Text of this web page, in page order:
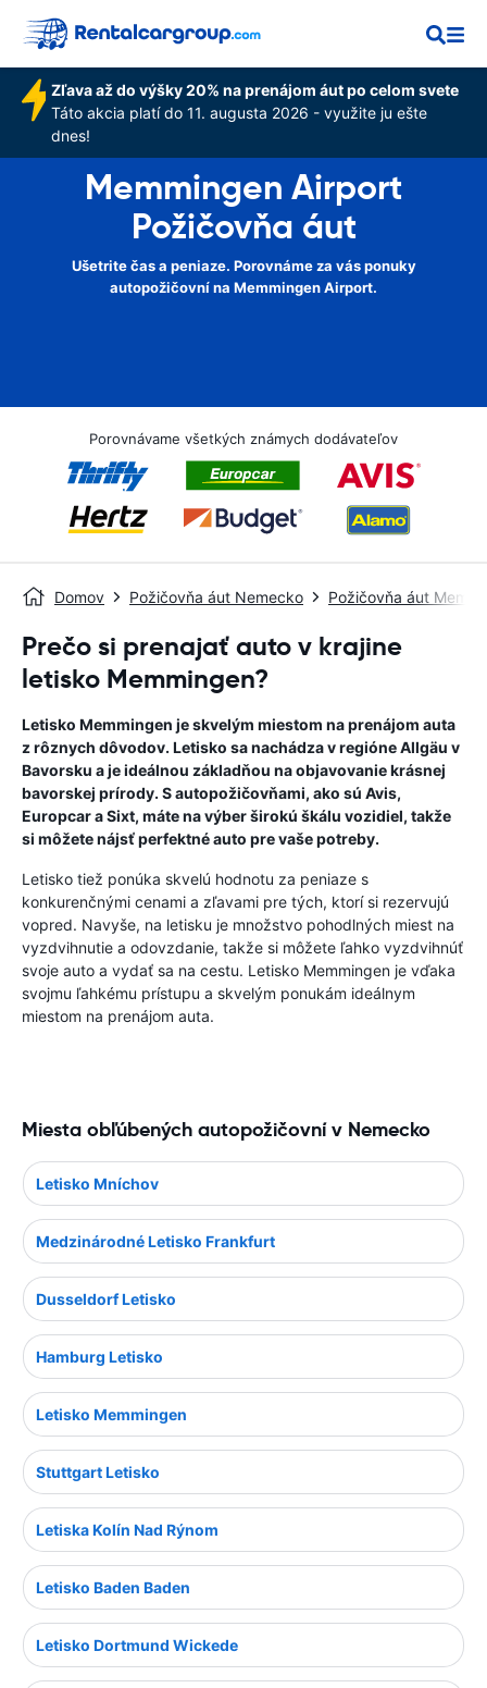
Zľava až do výšky 20% na prenájom áut po celom svete
Táto akcia platí do 11. augusta 2026 - využite ju ešte
dnes!
Memmingen Airport
Požičovňa áut
Ušetrite čas a peniaze. Porovnáme za vás ponuky
autopožičovní na Memmingen Airport.
Porovnávame všetkých známych dodávateľov
Domov Požičovňa áut Nemecko Požičovňa áut
Prečo si prenajať auto v krajine
letisko Memmingen?
Letisko Memmingen je skvelým miestom na prenájom auta
z rôznych dôvodov. Letisko sa nachádza v regióne Allgäu v
Bavorsku a je ideálnou základňou na objavovanie krásnej
bavorskej prírody. S autopožičovňami, ako sú Avis,
Europcar a Sixt, máte na výber širokú škálu vozidiel, takže
si môžete nájsť perfektné auto pre vaše potreby.
Letisko tiež ponúka skvelú hodnotu za peniaze s
konkurenčnými cenami a zľavami pre tých, ktorí si rezervujú
vopred. Navyše, na letisku je množstvo pohodlných miest na
vyzdvihnutie a odovzdanie, takže si môžete ľahko vyzdvihnúť
svoje auto a vydať sa na cestu. Letisko Memmingen je vďaka
svojmu ľahkému prístupu a skvelým ponukám ideálnym
miestom na prenájom auta.
Miesta obľúbených autopožičovní v Nemecko
Letisko Mníchov
Medzinárodné Letisko Frankfurt
Dusseldorf Letisko
Hamburg Letisko
Letisko Memmingen
Stuttgart Letisko
Letiska Kolín Nad Rýnom
Letisko Baden Baden
Letisko Dortmund Wickede